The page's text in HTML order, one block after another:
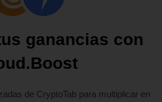
ganancias con
de CryptoTab para multiplicar en